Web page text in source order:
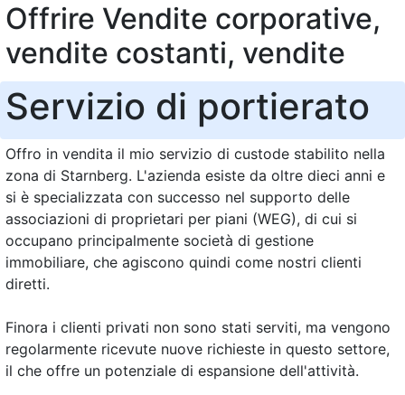
Offrire Vendite corporative,
vendite costanti, vendite
Servizio di portierato
Offro in vendita il mio servizio di custode stabilito nella
zona di Starnberg. L'azienda esiste da oltre dieci anni e
si è specializzata con successo nel supporto delle
associazioni di proprietari per piani (WEG), di cui si
occupano principalmente società di gestione
immobiliare, che agiscono quindi come nostri clienti
diretti.
Finora i clienti privati non sono stati serviti, ma vengono
regolarmente ricevute nuove richieste in questo settore,
il che offre un potenziale di espansione dell'attività.